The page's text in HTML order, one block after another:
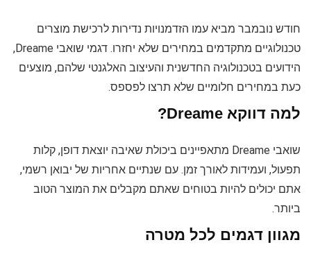
חודש נובמבר מביא עמו הזדמנויות נדירות לרכישת מוצרים
טכנולוגיים מתקדמים במחירים שלא יחזרו. דגמי שואבי Dreame,
הידועים בטכנולוגיה החדשנית והעיצוב האלגנטי שלהם, מוצעים
כעת במחירים חלומיים שלא תרצו לפספס.
למה דווקא Dreame?
שואבי Dreame מתאפיינים ביכולת שאיבה יוצאת דופן, קלות
תפעול, ועמידות לאורך זמן. עם שנתיים אחריות של יבואן רשמי,
אתם יכולים להיות בטוחים שאתם מקבלים את המוצר הטוב
ביותר.
מגוון דגמים לכל מטרה